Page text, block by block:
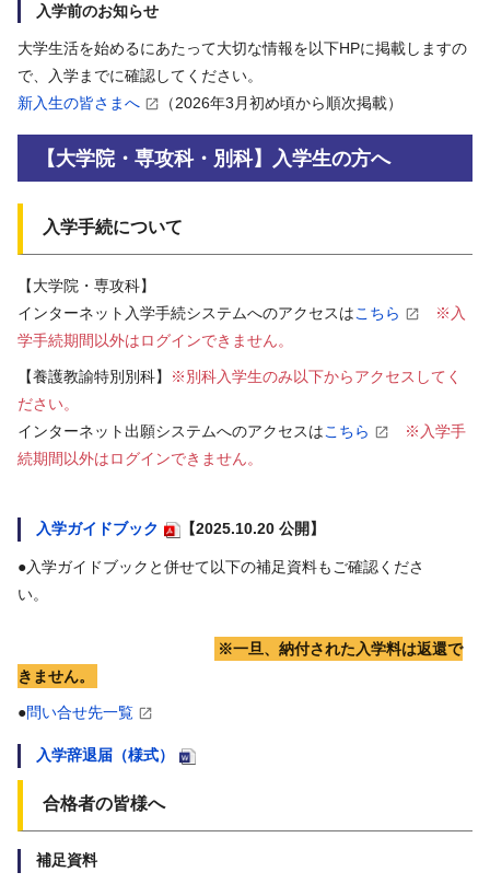
入学前のお知らせ
大学生活を始めるにあたって大切な情報を以下HPに掲載しますの
で、入学までに確認してください。
新入生の皆さまへ
（2026年3月初め頃から順次掲載）
【大学院・専攻科・別科】入学生の方へ
入学手続について
【大学院・専攻科】
インターネット入学手続システムへのアクセスはこちら
※入
学手続期間以外はログインできません。
【養護教諭特別別科】
※別科入学生のみ以下からアクセスしてく
ださい。
インターネット出願システムへのアクセスはこちら
※入学手
続期間以外はログインできません。
入学ガイドブック 【2025.10.20 公開】
●入学ガイドブックと併せて以下の補足資料もご確認くださ
い。
※一旦、納付された入学料は返還で
きません。
●問い合せ先一覧
入学辞退届（様式）
合格者の皆様へ
補足資料